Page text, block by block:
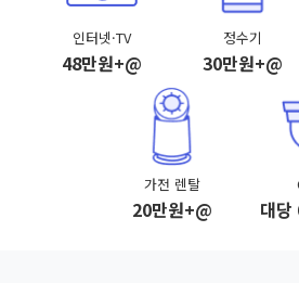
인터넷·TV
48만원+@
정수기
30만원+@
가전 렌탈
20만원+@ 대당